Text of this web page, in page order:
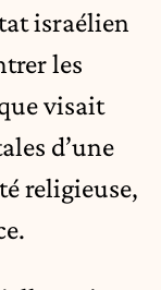
israélien
les
visait
d’une
religieuse,